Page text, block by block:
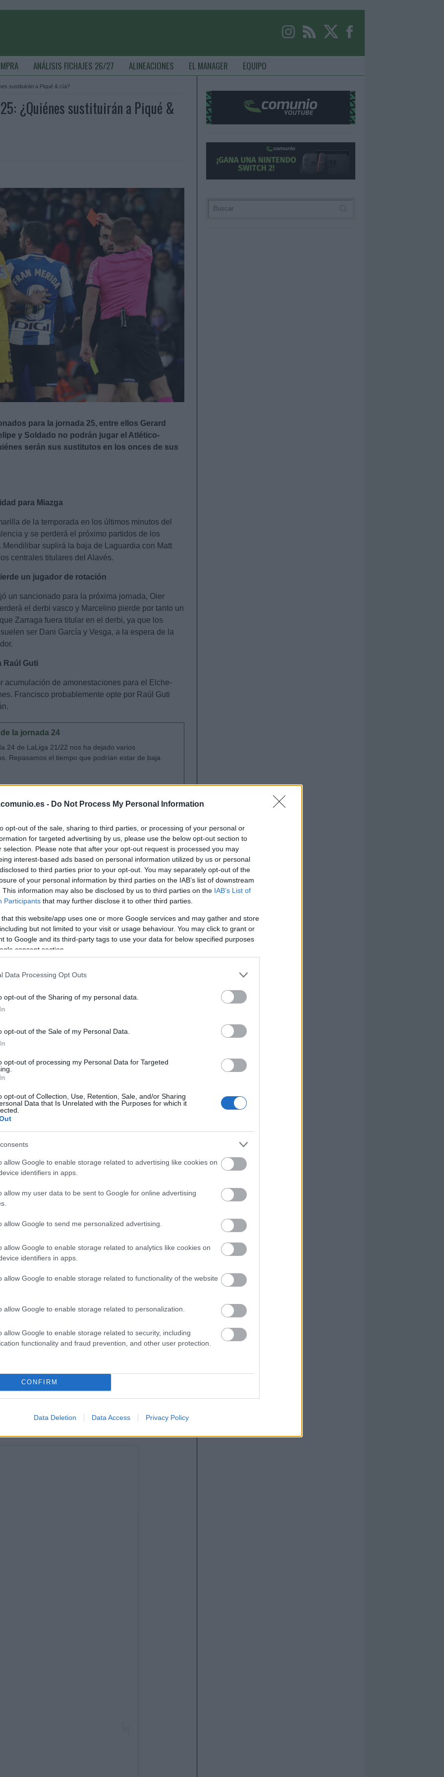
- Do Not Process My Personal Information
opt-out of the sale, sharing to third parties, or processing of your personal or
for targeted advertising by us, please use the below opt-out section to
selection. Please note that after your opt-out request is processed you may
interest-based ads based on personal information utilized by us or personal
to third parties prior to your opt-out. You may separately opt-out of the
of your personal information by third parties on the IAB’s list of downstream
This information may also be disclosed by us to third parties on the IAB’s List of
Participants that may further disclose it to other third parties.
that this website/app uses one or more Google services and may gather and store
but not limited to your visit or usage behaviour. You may click to grant or
to Google and its third-party tags to use your data for below specified purposes
consent section.
Data Processing Opt Outs
opt-out of the Sharing of my personal data.
opt-out of the Sale of my Personal Data.
opt-out of processing my Personal Data for Targeted
opt-out of Collection, Use, Retention, Sale, and/or Sharing
Data that Is Unrelated with the Purposes for which it
allow Google to enable storage related to advertising like cookies on
identifiers in apps.
allow my user data to be sent to Google for online advertising
allow Google to send me personalized advertising.
allow Google to enable storage related to analytics like cookies on
identifiers in apps.
allow Google to enable storage related to functionality of the website
allow Google to enable storage related to personalization.
allow Google to enable storage related to security, including
functionality and fraud prevention, and other user protection.
CONFIRM
Data Deletion Data Access Privacy Policy
ANÁLISIS FICHAJES 26/27 ALINEACIONES EL MANAGER EQUIPO
sustituirán a Piqué & cía?
¿Quiénes sustituirán a Piqué &
para la jornada 25, entre ellos Gerard
y Soldado no podrán jugar el Atlético-
serán sus sustitutos en los onces de sus
para Miazga
de la temporada en los últimos minutos del
y se perderá el próximo partidos de los
suplirá la baja de Laguardia con Matt
centrales titulares del Alavés.
un jugador de rotación
un sancionado para la próxima jornada, Oier
el derbi vasco y Marcelino pierde por tanto un
Zarraga fuera titular en el derbi, ya que los
ser Dani García y Vesga, a la espera de la
Raúl Guti
acumulación de amonestaciones para el Elche-
Francisco probablemente opte por Raúl Guti
la jornada 24
24 de LaLiga 21/22 nos ha dejado varios
Repasamos el tiempo que podrían estar de baja.
a la titularidad
por sanción en los franjiverdes para el partido
vio la quinta amarilla del curso en el último
casi con total seguridad por Pedro Bigas,
opciones de entrar en el once.
de vuelta al once
consecutivas como local con las que ha abierto
Para el siguiente compromiso ante el Betis,
Brian Oliván. Esta baja supondrá una
para el veterano Jaume Costa.
o Rekik?
al Espanyol sin la presencia de uno de sus
argentino deberá cumplir un partido de
Lopetegui tendrá que recomponer su once. Su
Lopetegui no confía demasiado en él y tal vez
Mandi
en la visita ‘groguet’ a Granada. El central
de la temporada ante el Real Madrid y Aissa
enfrentarse a los nazarís.
el show de Fekir
perfecta contra el Levante y fue el gran protagonista
24 de Comunio con 22 puntos. Repasamos el 11
para Xavi
tras una trifulca con Nico Melamed y se
contra el Valencia en Mestalla. Su baja supone
centrales como Umtiti y Lenglet están
por una sobrecarga. Si el charrúa no llega
de Eric García en el centro de la defensa.
pierde un revulsivo
en el ‘encontronazo’ con Piqué y causará baja
supondrá un gran problema para Vicente
es un suplente habitual. Se espera que Javi
los de Lopetegui.